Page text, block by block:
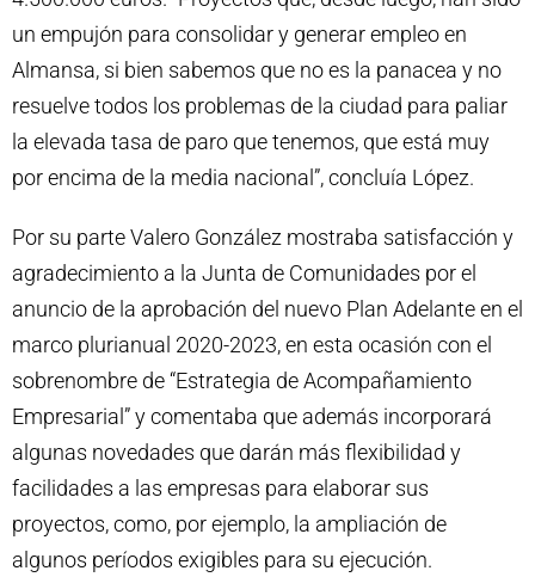
un empujón para consolidar y generar empleo en
Almansa, si bien sabemos que no es la panacea y no
resuelve todos los problemas de la ciudad para paliar
la elevada tasa de paro que tenemos, que está muy
por encima de la media nacional”, concluía López.
Por su parte Valero González mostraba satisfacción y
agradecimiento a la Junta de Comunidades por el
anuncio de la aprobación del nuevo Plan Adelante en el
marco plurianual 2020-2023, en esta ocasión con el
sobrenombre de “Estrategia de Acompañamiento
Empresarial” y comentaba que además incorporará
algunas novedades que darán más flexibilidad y
facilidades a las empresas para elaborar sus
proyectos, como, por ejemplo, la ampliación de
algunos períodos exigibles para su ejecución.